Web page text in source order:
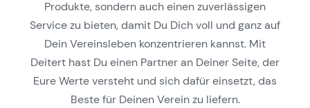
Produkte, sondern auch einen zuverlässigen
Service zu bieten, damit Du Dich voll und ganz auf
Dein Vereinsleben konzentrieren kannst. Mit
Deitert hast Du einen Partner an Deiner Seite, der
Eure Werte versteht und sich dafür einsetzt, das
Beste für Deinen Verein zu liefern.